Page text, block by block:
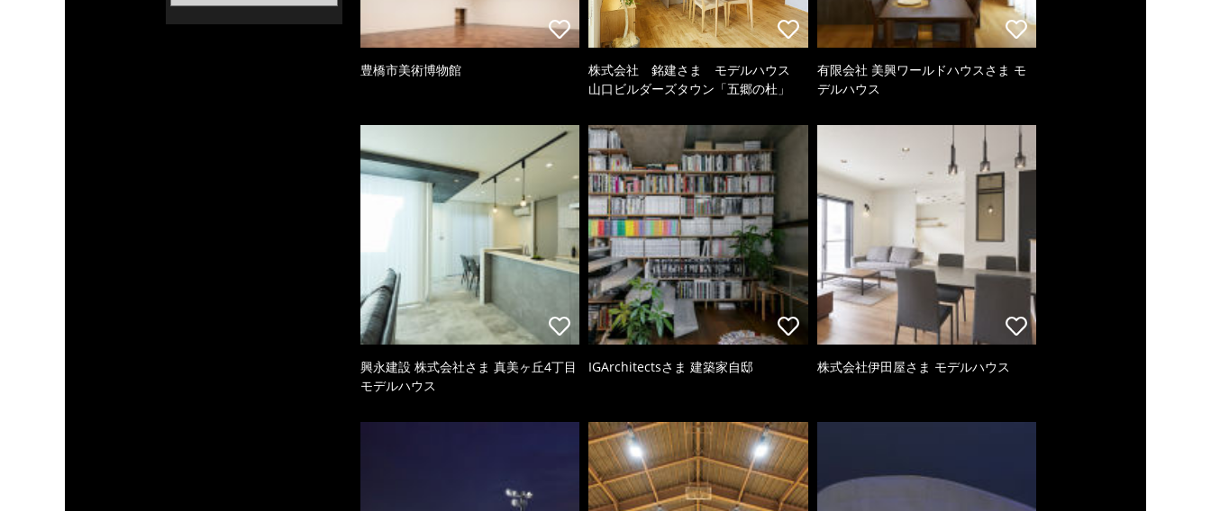
豊橋市美術博物館
株式会社 銘建さま モデルハウス
山口ビルダーズタウン「五郷の杜」
有限会社 美興ワールドハウスさま モ
デルハウス
興永建設 株式会社さま 真美ヶ丘4丁目
モデルハウス
IGArchitectsさま 建築家自邸 株式会社伊田屋さま モデルハウス